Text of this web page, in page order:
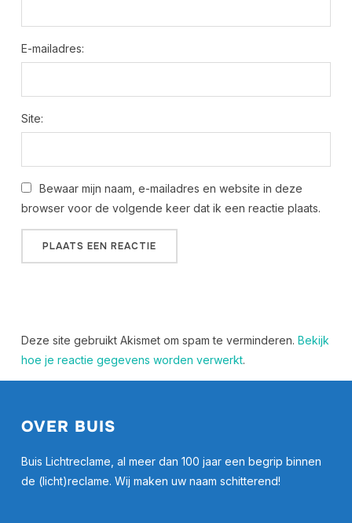
E-mailadres:
Site:
Bewaar mijn naam, e-mailadres en website in deze
browser voor de volgende keer dat ik een reactie plaats.
Deze site gebruikt Akismet om spam te verminderen. Bekijk
hoe je reactie gegevens worden verwerkt.
OVER BUIS
Buis Lichtreclame, al meer dan 100 jaar een begrip binnen
de (licht)reclame. Wij maken uw naam schitterend!